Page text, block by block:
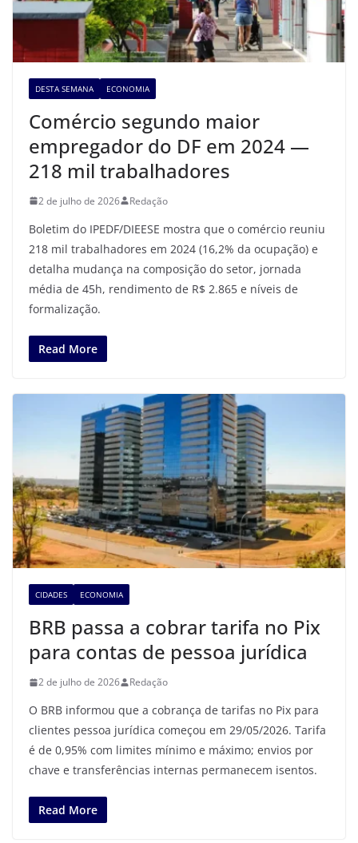
DESTA SEMANA ECONOMIA
Comércio segundo maior
empregador do DF em 2024 —
218 mil trabalhadores
2 de julho de 2026 Redação
Boletim do IPEDF/DIEESE mostra que o comércio reuniu
218 mil trabalhadores em 2024 (16,2% da ocupação) e
detalha mudança na composição do setor, jornada
média de 45h, rendimento de R$ 2.865 e níveis de
formalização.
Read More
CIDADES ECONOMIA
BRB passa a cobrar tarifa no Pix
para contas de pessoa jurídica
2 de julho de 2026 Redação
O BRB informou que a cobrança de tarifas no Pix para
clientes pessoa jurídica começou em 29/05/2026. Tarifa
é de 0,95% com limites mínimo e máximo; envios por
chave e transferências internas permanecem isentos.
Read More